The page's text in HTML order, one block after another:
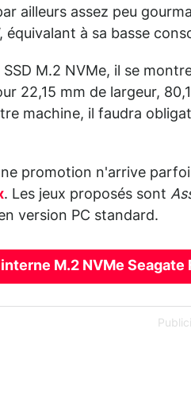
ailleurs assez peu
équivalant à sa basse
M.2 NVMe, il se
22,15 mm de largeur,
machine, il faudra
promotion n'arrive
. Les jeux proposés sont
version PC standard.
M.2 NVMe